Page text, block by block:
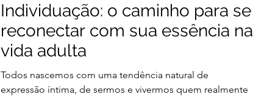
Individuação: o caminho para se
reconectar com sua essência na
vida adulta
Todos nascemos com uma tendência natural de
expressão íntima, de sermos e vivermos quem realmente